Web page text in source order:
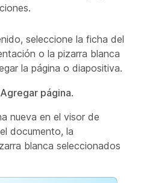
seleccione la ficha del
o la pizarra blanca
la página o diapositiva.
Agregar página.
nueva en el visor de
documento, la
blanca seleccionados